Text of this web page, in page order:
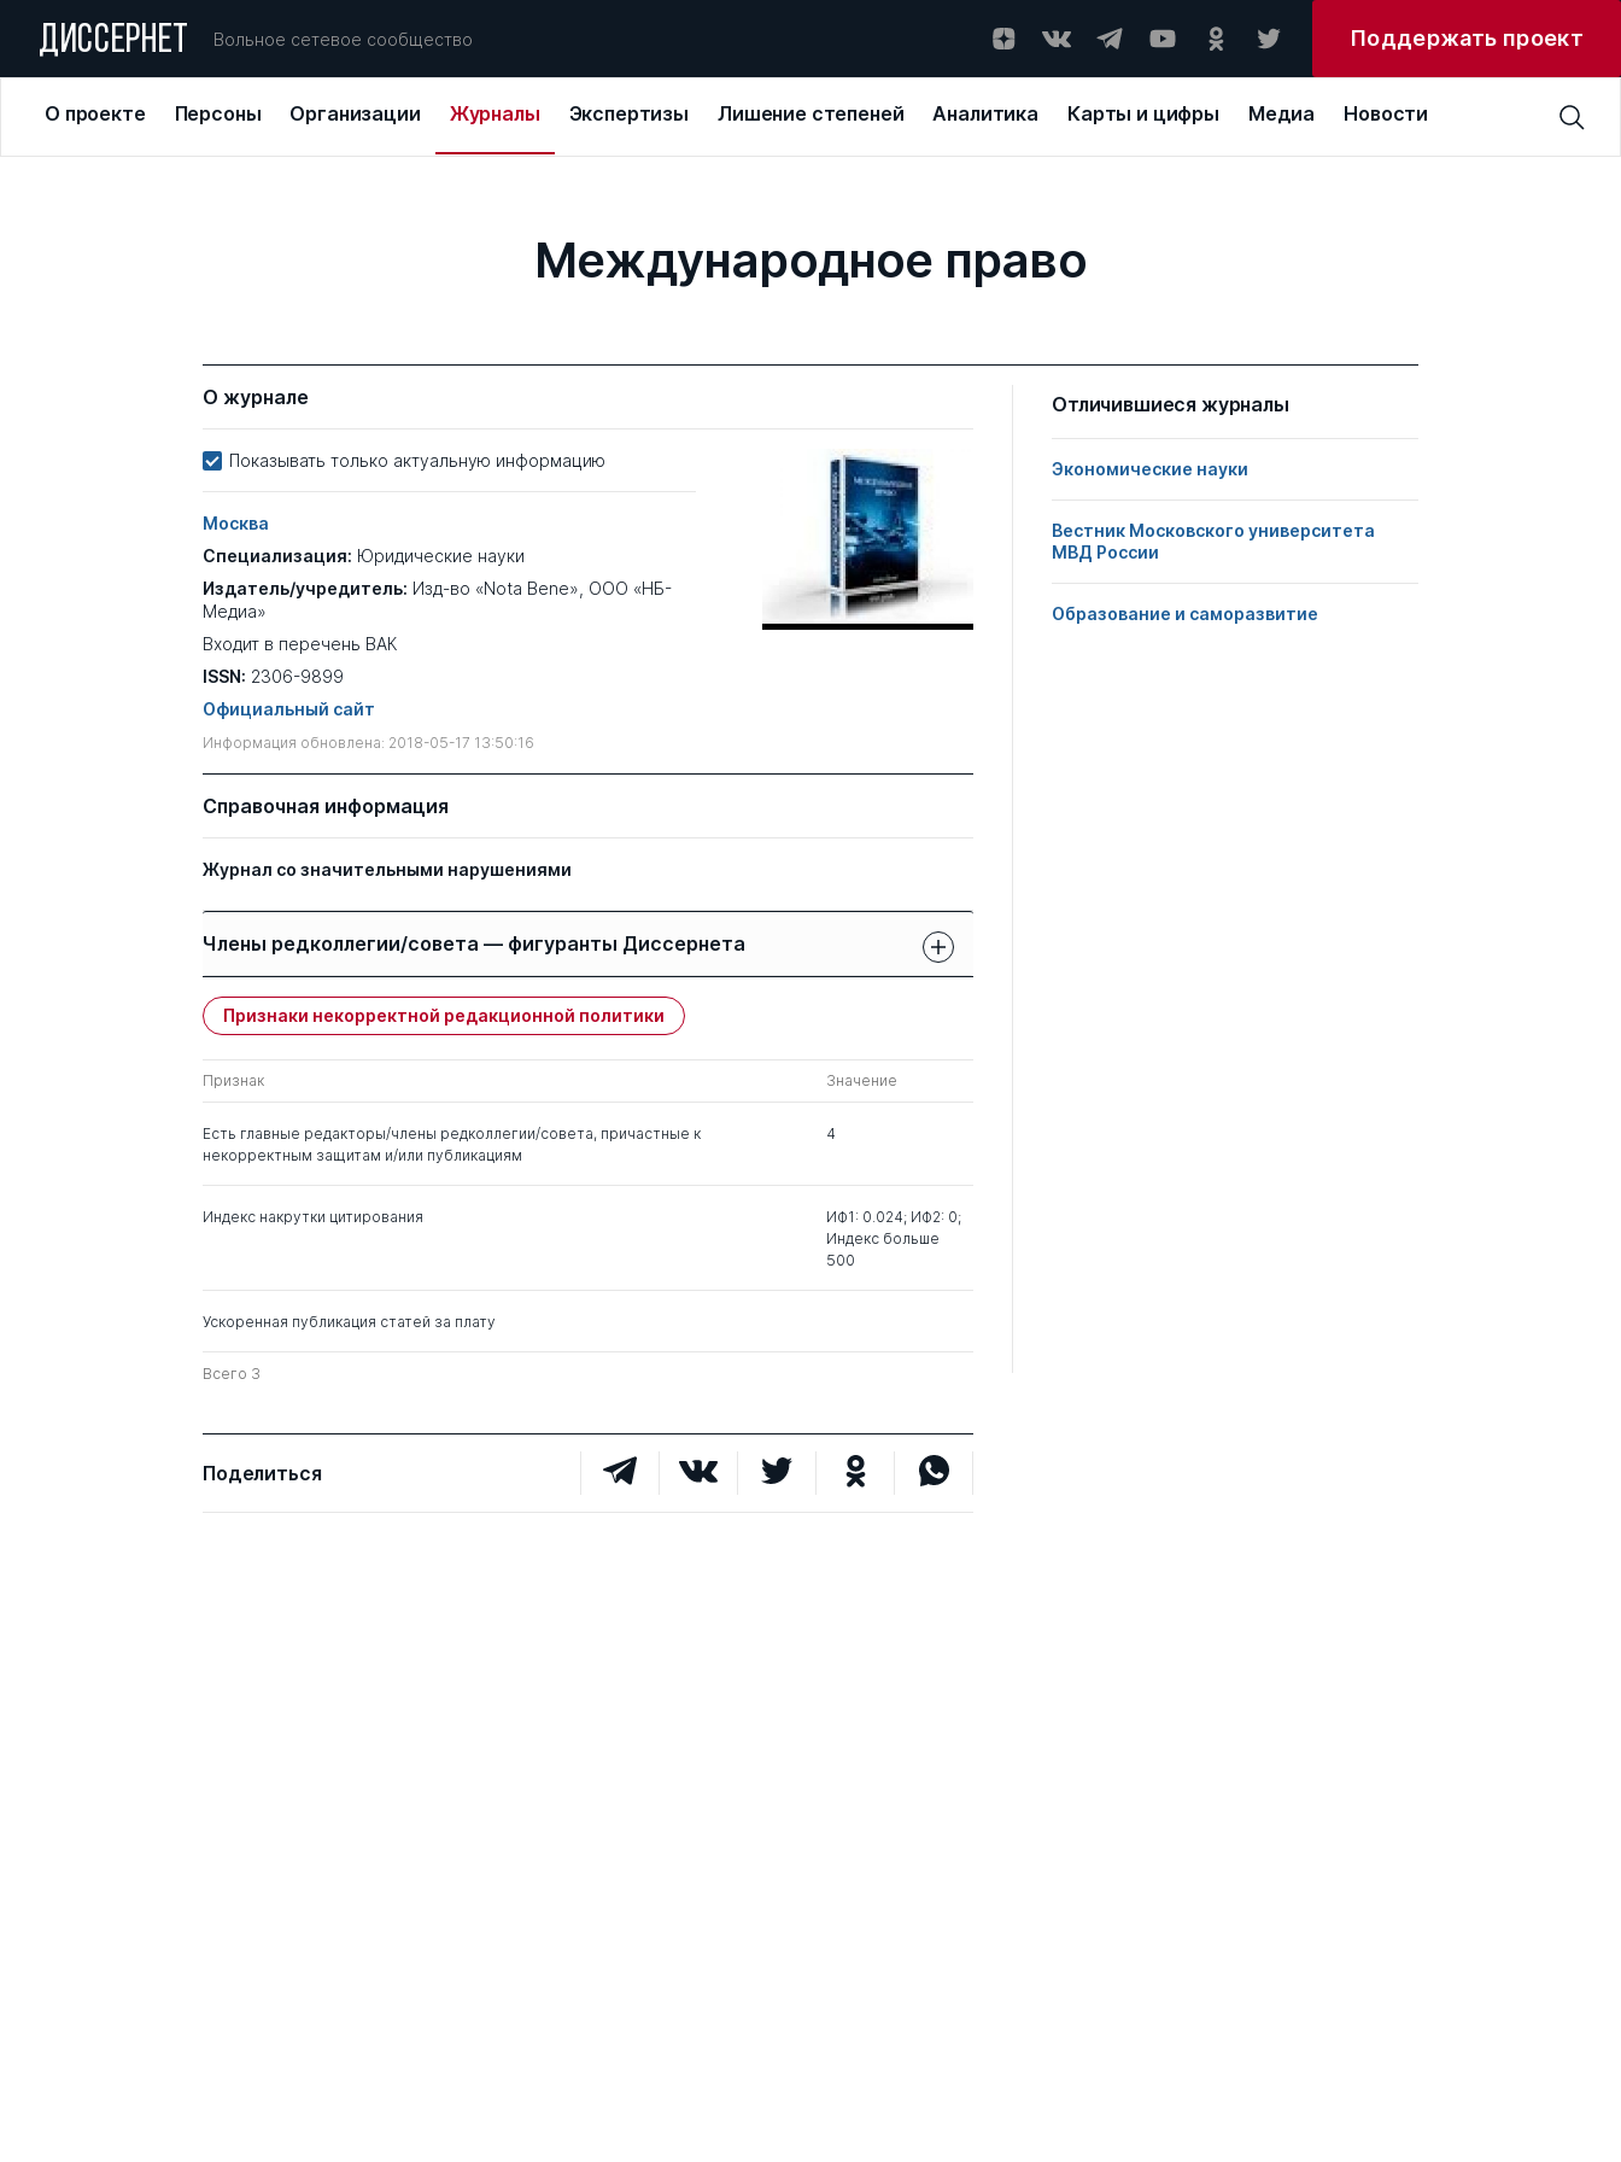
ДИССЕРНЕТ Вольное сетевое сообщество Поддержать проект
О проекте Персоны Организации Журналы Экспертизы Лишение степеней Аналитика Карты и цифры Медиа Новости
Международное право
О журнале
Показывать только актуальную информацию
Москва
Специализация: Юридические науки
Издатель/учредитель: Изд-во «Nota Bene», ООО «НБ-
Медиа»
Входит в перечень ВАК
ISSN: 2306-9899
Официальный сайт
Информация обновлена: 2018-05-17 13:50:16
Справочная информация
Журнал со значительными нарушениями
Члены редколлегии/совета — фигуранты Диссернета
Имя Степень
Защиты членов РК:
свои
чужие
Курдюков Геннадий
Иринархович
0
Демичев Алексей
Андреевич
к. ист.н.
4
Каламкарян Рубен
Амаякович
Признаки некорректной редакционной политики
Признак Значение
Есть главные редакторы/члены редколлегии/совета, причастные к
некорректным защитам и/или публикациям
4
Индекс накрутки цитирования
ИФ1: 0.024; ИФ2: 0;
Индекс больше
500
Ускоренная публикация статей за плату
Всего 3
Поделиться
Отличившиеся журналы
Экономические науки
Вестник Московского университета
МВД России
Образование и саморазвитие